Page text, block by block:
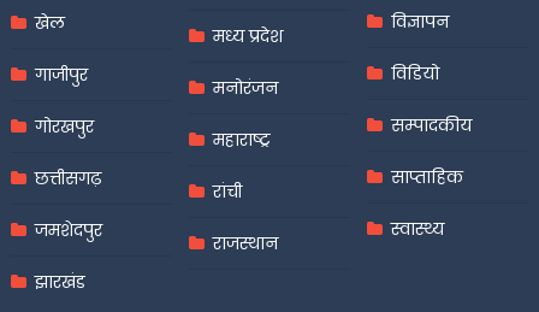
खेल
गाजीपुर
गोरखपुर
छत्तीसगढ़
जमशेदपुर
झारखंड
मध्य प्रदेश
मनोरंजन
महाराष्ट्र
रांची
राजस्थान
विज्ञापन
विडियो
सम्पादकीय
साप्ताहिक
स्वास्थ्य